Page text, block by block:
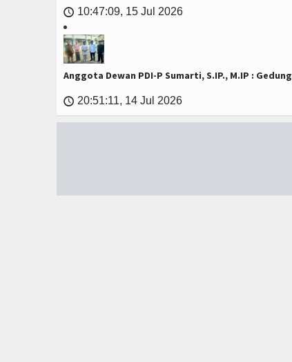
🕔 10:47:09, 15 Jul 2026
Anggota Dewan PDI-P Sumarti, S.IP., M.IP :
🕔 20:51:11, 14 Jul 2026